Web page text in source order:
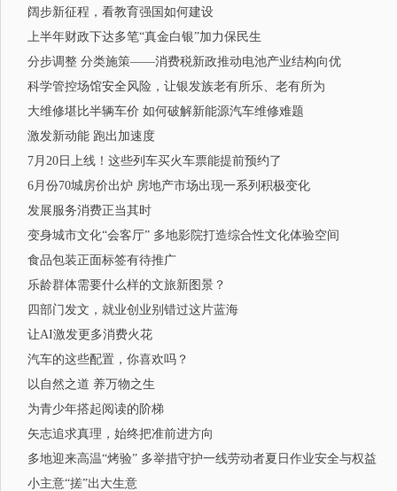
阔步新征程，看教育强国如何建设
上半年财政下达多笔“真金白银”加力保民生
分步调整 分类施策——消费税新政推动电池产业结构向优
科学管控场馆安全风险，让银发族老有所乐、老有所为
大维修堪比半辆车价 如何破解新能源汽车维修难题
激发新动能 跑出加速度
7月20日上线！这些列车买火车票能提前预约了
6月份70城房价出炉 房地产市场出现一系列积极变化
发展服务消费正当其时
变身城市文化“会客厅” 多地影院打造综合性文化体验空间
食品包装正面标签有待推广
乐龄群体需要什么样的文旅新图景？
四部门发文，就业创业别错过这片蓝海
让AI激发更多消费火花
汽车的这些配置，你喜欢吗？
以自然之道 养万物之生
为青少年搭起阅读的阶梯
矢志追求真理，始终把准前进方向
多地迎来高温“烤验” 多举措守护一线劳动者夏日作业安全与权益
小主意“搓”出大生意